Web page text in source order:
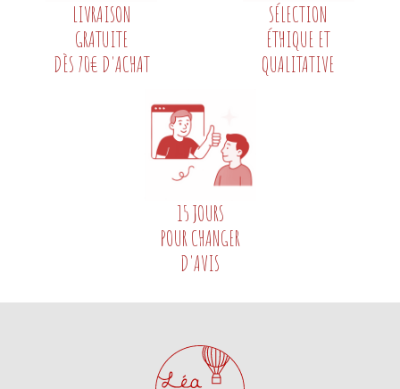
LIVRAISON
GRATUITE
DÈS 70€ D'ACHAT
SÉLECTION
ÉTHIQUE ET
QUALITATIVE
15 JOURS
POUR CHANGER
D'AVIS